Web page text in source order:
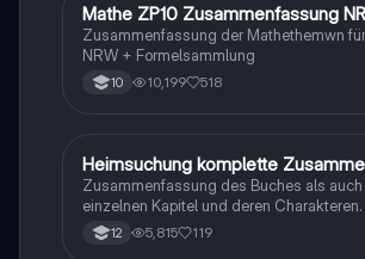
Mathe
Mathe ZP10 Zusammenfassung
Zusammenfassung der Mathethemwn
NRW + Formelsammlung
10 10,199 518
Deutsch
Heimsuchung komplette
Zusammenfassung des Buches als
einzelnen Kapitel und deren
tabellarisch. Im Unterricht ohne KI erstellt
12 5,815 119